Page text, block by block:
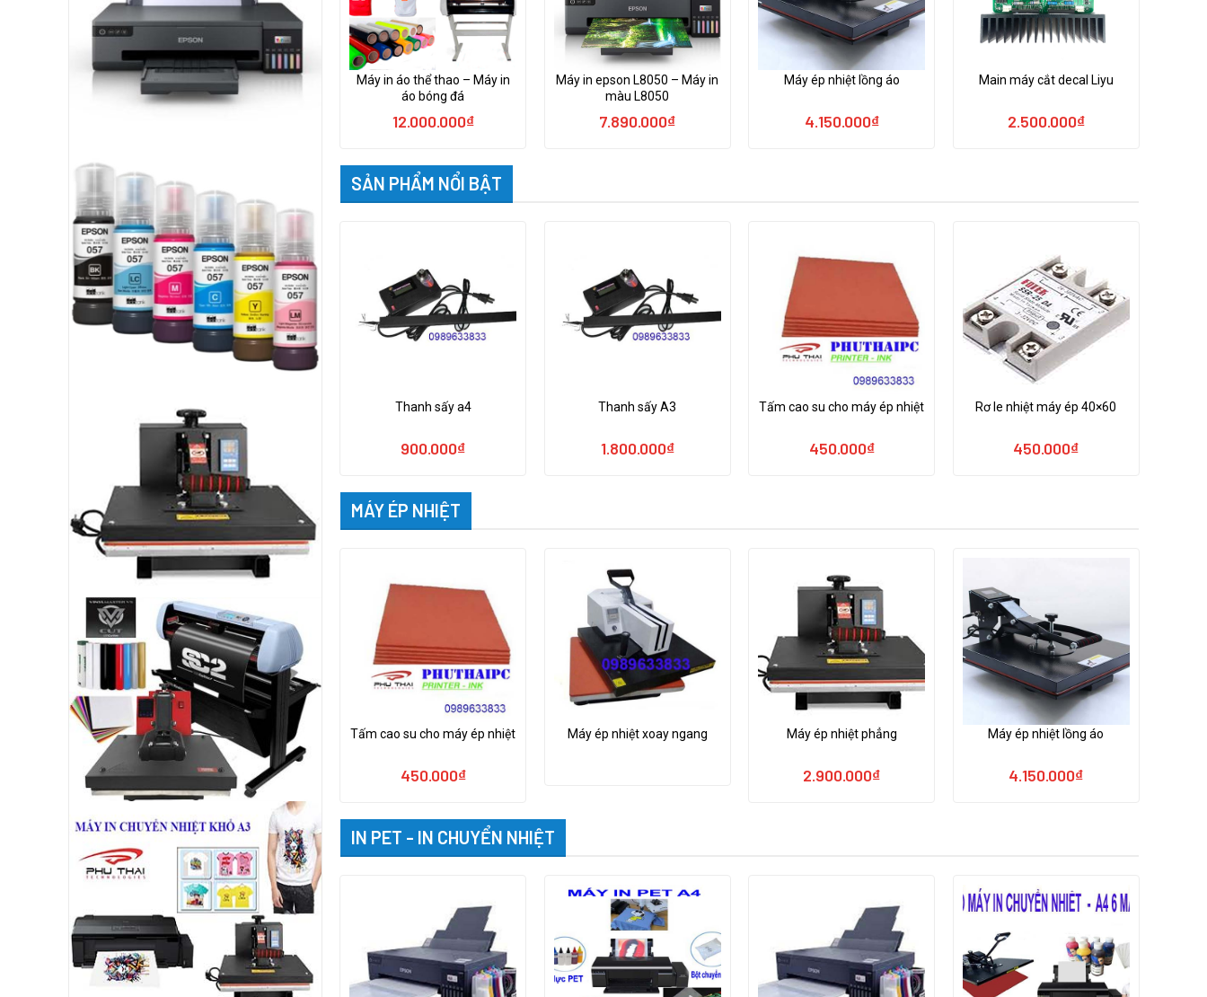
Máy in áo thể thao – Máy in
áo bóng đá
12.000.000₫
Máy in epson L8050 – Máy in
màu L8050
7.890.000₫
Máy ép nhiệt lồng áo
4.150.000₫
Main máy cắt decal Liyu
2.500.000₫
SẢN PHẨM NỔI BẬT
Thanh sấy a4
900.000₫
Thanh sấy A3
1.800.000₫
Tấm cao su cho máy ép nhiệt
450.000₫
Rơ le nhiệt máy ép 40×60
450.000₫
MÁY ÉP NHIỆT
Tấm cao su cho máy ép nhiệt
450.000₫
Máy ép nhiệt xoay ngang Máy ép nhiệt phẳng
2.900.000₫
Máy ép nhiệt lồng áo
4.150.000₫
IN PET - IN CHUYỂN NHIỆT